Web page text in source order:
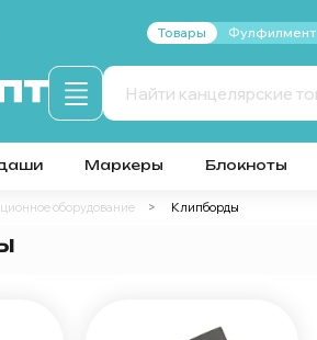
Товары Фулфилмент
Маркеры Блокноты
оборудование Клипборды